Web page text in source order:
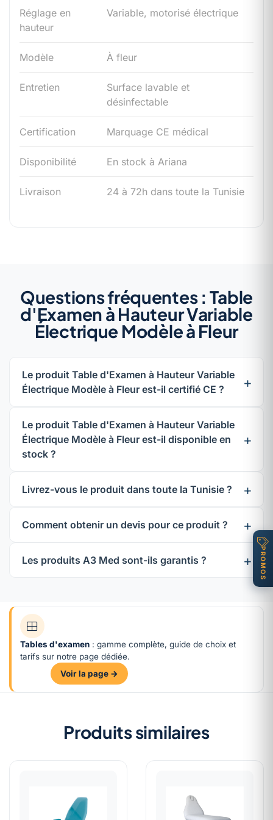
Réglage en
hauteur
Variable, motorisé électrique
Modèle À fleur
Entretien
Surface lavable et
désinfectable
Certification Marquage CE médical
Disponibilité En stock à Ariana
Livraison 24 à 72h dans toute la Tunisie
Questions fréquentes : Table
d'Examen à Hauteur Variable
Électrique Modèle à Fleur
Le produit Table d'Examen à Hauteur Variable
Électrique Modèle à Fleur est-il certifié CE ?
Le produit Table d'Examen à Hauteur Variable
Électrique Modèle à Fleur est-il disponible en
stock ?
Livrez-vous le produit dans toute la Tunisie ?
Comment obtenir un devis pour ce produit ?
Les produits A3 Med sont-ils garantis ?
Tables d'examen : gamme complète, guide de choix et
tarifs sur notre page dédiée.
Voir la page →
Produits similaires
PROMOS